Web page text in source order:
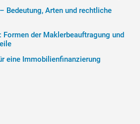
Bedeutung, Arten und rechtliche
der Maklerbeauftragung und
eine Immobilienfinanzierung